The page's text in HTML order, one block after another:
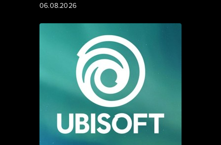
06.08.2026